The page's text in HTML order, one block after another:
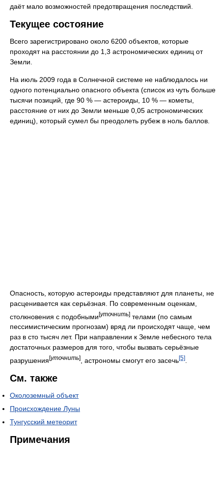
даёт мало возможностей предотвращения последствий.
Текущее состояние
Всего зарегистрировано около 6200 объектов, которые
проходят на расстоянии до 1,3 астрономических единиц от
Земли.
На июль 2009 года в Солнечной системе не наблюдалось ни
одного потенциально опасного объекта (список из чуть больше
тысячи позиций, где 90 % — астероиды, 10 % — кометы,
расстояние от них до Земли меньше 0,05 астрономических
единиц), который сумел бы преодолеть рубеж в ноль баллов.
Опасность, которую астероиды представляют для планеты, не
расценивается как серьёзная. По современным оценкам,
столкновения с подобными[уточнить] телами (по самым
пессимистическим прогнозам) вряд ли происходят чаще, чем
раз в сто тысяч лет. При направлении к Земле небесного тела
достаточных размеров для того, чтобы вызвать серьёзные
разрушения[уточнить] , астрономы смогут его засечь[5]
См. также
Околоземный объект
Происхождение Луны
Тунгусский метеорит
Примечания